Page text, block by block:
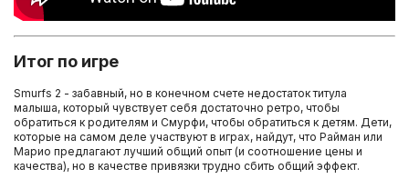
Итог по игре
Smurfs 2 - забавный, но в конечном счете недостаток титула
малыша, который чувствует себя достаточно ретро, чтобы
обратиться к родителям и Смурфи, чтобы обратиться к детям. Дети,
которые на самом деле участвуют в играх, найдут, что Райман или
Марио предлагают лучший общий опыт (и соотношение цены и
качества), но в качестве привязки трудно сбить общий эффект.